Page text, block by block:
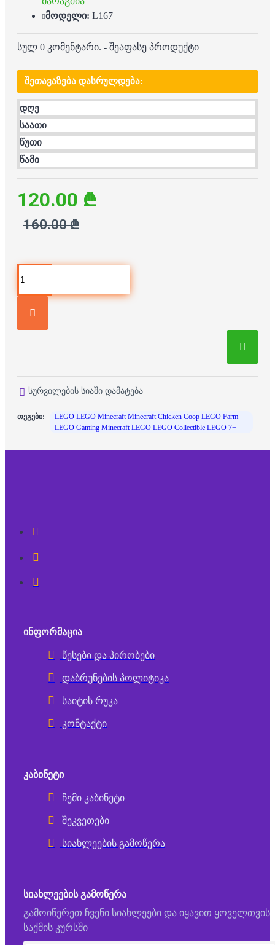
მოდელი: L167
სულ 0 კომენტარი. - შეაფასე პროდუქტი
ᲨᲔᲗᲐᲕᲐᲖᲔᲑᲐ ᲓᲐᲡᲠᲣᲚᲓᲔᲑᲐ:
დღე
საათი
წუთი
წამი
120.00 ₾
160.00 ₾
სურვილების სიაში დამატება
თეგები:
LEGO LEGO Minecraft Minecraft Chicken Coop LEGO Farm
LEGO Gaming Minecraft LEGO LEGO Collectible LEGO 7+
ᲘᲜᲤᲝᲠᲛᲐᲪᲘᲐ
წესები და პირობები
დაბრუნების პოლიტიკა
საიტის რუკა
კონტაქტი
ᲙᲐᲑᲘᲜᲔᲢᲘ
ჩემი კაბინეტი
შეკვეთები
სიახლეების გამოწერა
ᲡᲘᲐᲮᲚᲔᲔᲑᲘᲡ ᲒᲐᲛᲝᲬᲔᲠᲐ
გამოიწერეთ ჩვენი სიახლეები და იყავით ყოველთვის
საქმის კურსში